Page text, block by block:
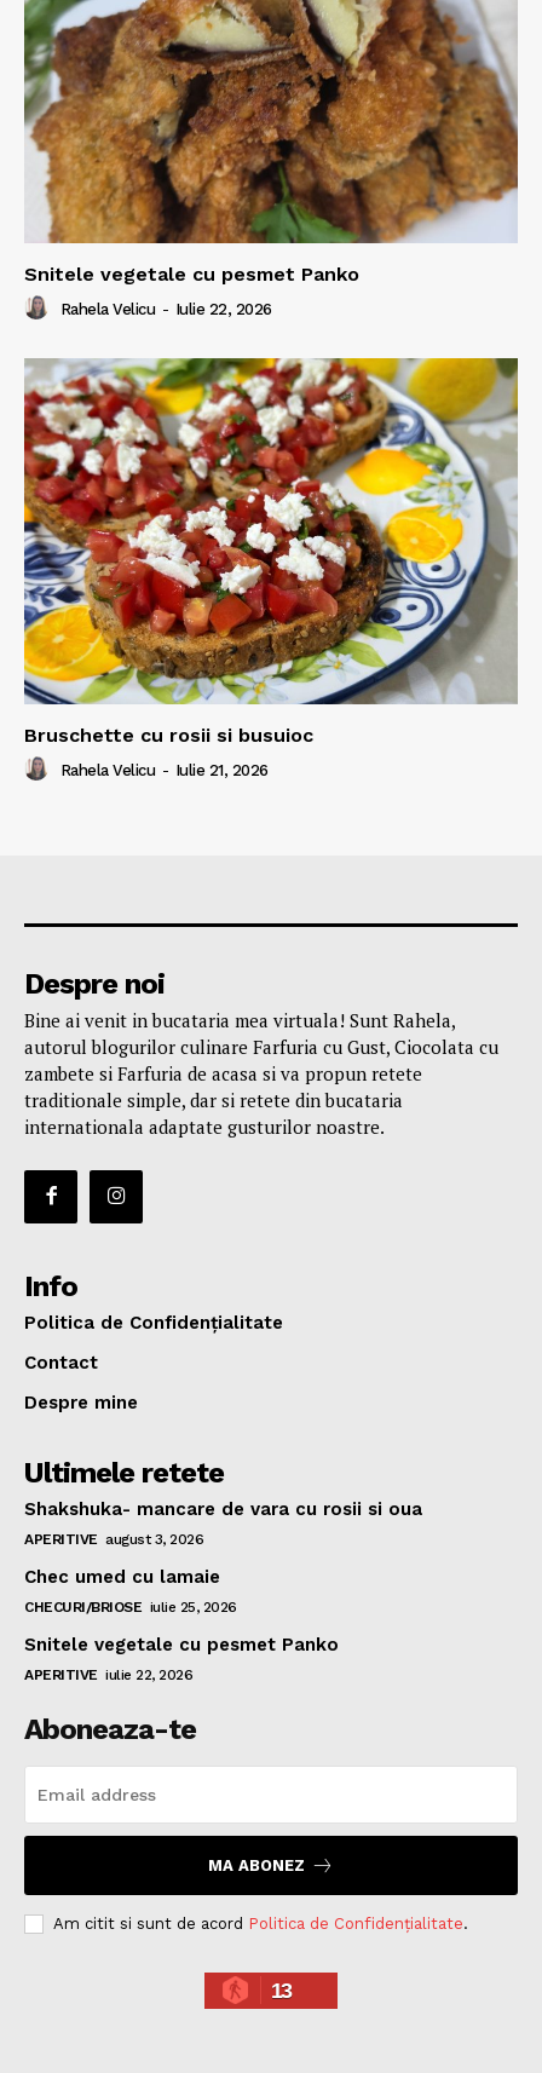
Snitele vegetale cu pesmet Panko
Rahela Velicu - Iulie 22, 2026
Bruschette cu rosii si busuioc
Rahela Velicu - Iulie 21, 2026
Despre noi
Bine ai venit in bucataria mea virtuala! Sunt Rahela,
autorul blogurilor culinare Farfuria cu Gust, Ciocolata cu
zambete si Farfuria de acasa si va propun retete
traditionale simple, dar si retete din bucataria
internationala adaptate gusturilor noastre.
Info
Politica de Confidențialitate
Contact
Despre mine
Ultimele retete
Shakshuka- mancare de vara cu rosii si oua
APERITIVE august 3, 2026
Chec umed cu lamaie
CHECURI/BRIOSE iulie 25, 2026
Snitele vegetale cu pesmet Panko
APERITIVE iulie 22, 2026
Aboneaza-te
MA ABONEZ
Am citit si sunt de acord Politica de Confidențialitate.
13